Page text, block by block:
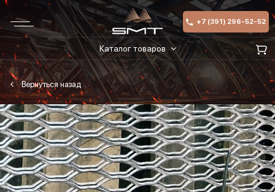
+7 (391) 296-52-52
Каталог товаров